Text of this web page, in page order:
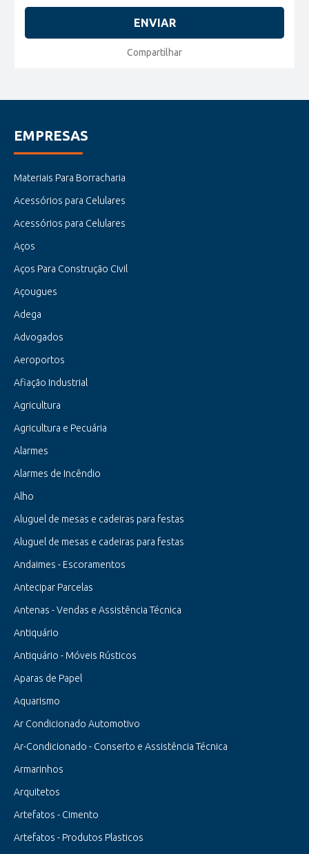
ENVIAR
Compartilhar
EMPRESAS
Materiais Para Borracharia
Acessórios para Celulares
Acessórios para Celulares
Aços
Aços Para Construção Civil
Açougues
Adega
Advogados
Aeroportos
Afiação Industrial
Agricultura
Agricultura e Pecuária
Alarmes
Alarmes de Incêndio
Alho
Aluguel de mesas e cadeiras para festas
Aluguel de mesas e cadeiras para festas
Andaimes - Escoramentos
Antecipar Parcelas
Antenas - Vendas e Assistência Técnica
Antiquário
Antiquário - Móveis Rústicos
Aparas de Papel
Aquarismo
Ar Condicionado Automotivo
Ar-Condicionado - Conserto e Assistência Técnica
Armarinhos
Arquitetos
Artefatos - Cimento
Artefatos - Produtos Plasticos